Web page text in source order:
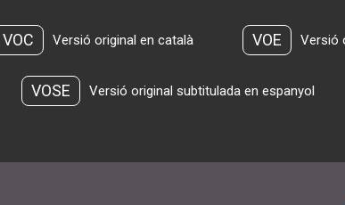
VOC Versió original en català VOE Versió
VOSE Versió original subtitulada en espanyol